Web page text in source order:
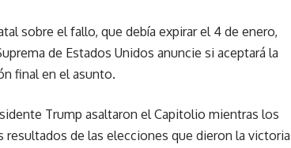
sobre el fallo, que debía expirar el 4 de enero,
de Estados Unidos anuncie si aceptará la
final en el asunto.
Trump asaltaron el Capitolio mientras los
de las elecciones que dieron la victoria